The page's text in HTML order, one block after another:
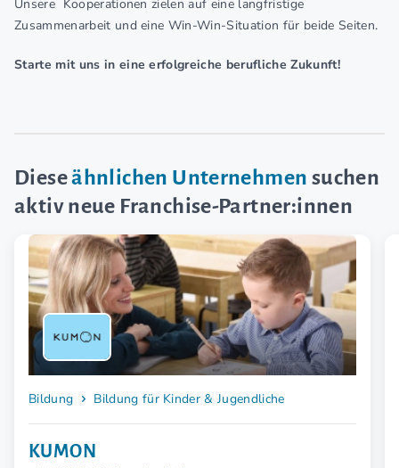
Unsere Kooperationen zielen auf eine langfristige
Zusammenarbeit und eine Win-Win-Situation für beide Seiten.
Starte mit uns in eine erfolgreiche berufliche Zukunft!
Dieseähnlichen Unternehmen suchen
aktiv neue Franchise-Partner:innen
Bildung Bildung für Kinder & Jugendliche
KUMON